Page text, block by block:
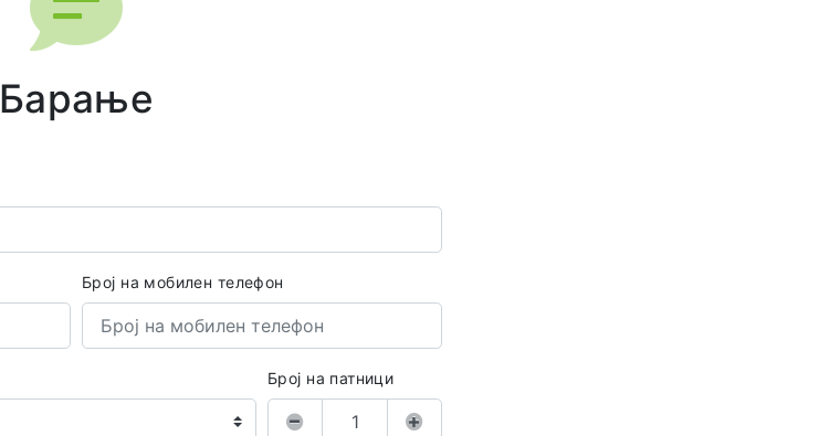
Барање
Број на мобилен телефон
Број на патници